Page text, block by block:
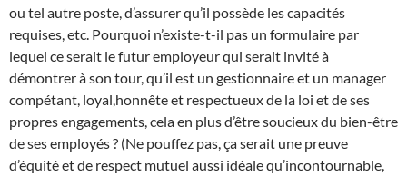
ou tel autre poste, d’assurer qu’il possède les capacités
requises, etc. Pourquoi n’existe-t-il pas un formulaire par
lequel ce serait le futur employeur qui serait invité à
démontrer à son tour, qu’il est un gestionnaire et un manager
compétant, loyal,honnête et respectueux de la loi et de ses
propres engagements, cela en plus d’être soucieux du bien-être
de ses employés ? (Ne pouffez pas, ça serait une preuve
d’équité et de respect mutuel aussi idéale qu’incontournable,